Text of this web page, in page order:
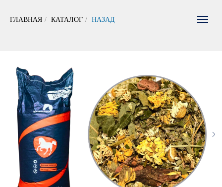
ГЛАВНАЯ / КАТАЛОГ / НАЗАД